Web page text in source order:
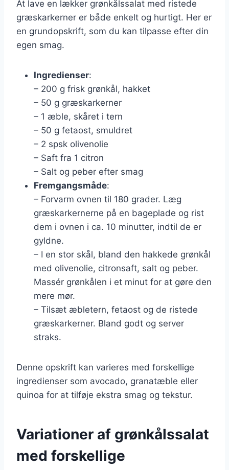
At lave en lækker grønkålssalat med ristede
græskarkerner er både enkelt og hurtigt. Her er
en grundopskrift, som du kan tilpasse efter din
egen smag.
Ingredienser:
– 200 g frisk grønkål, hakket
– 50 g græskarkerner
– 1 æble, skåret i tern
– 50 g fetaost, smuldret
– 2 spsk olivenolie
– Saft fra 1 citron
– Salt og peber efter smag
Fremgangsmåde:
– Forvarm ovnen til 180 grader. Læg
græskarkernerne på en bageplade og rist
dem i ovnen i ca. 10 minutter, indtil de er
gyldne.
– I en stor skål, bland den hakkede grønkål
med olivenolie, citronsaft, salt og peber.
Massér grønkålen i et minut for at gøre den
mere mør.
– Tilsæt æbletern, fetaost og de ristede
græskarkerner. Bland godt og server
straks.
Denne opskrift kan varieres med forskellige
ingredienser som avocado, granatæble eller
quinoa for at tilføje ekstra smag og tekstur.
Variationer af grønkålssalat
med forskellige